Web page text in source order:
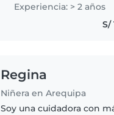
cuidando niños como
bebés, pero de mi
Experiencia: > 2 años
S/
Regina
Niñera en Arequipa
Soy una cuidadora con